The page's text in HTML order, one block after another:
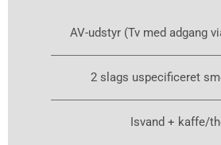
AV-udstyr (Tv med adgang
2 slags uspecificeret
Isvand + kaffe/